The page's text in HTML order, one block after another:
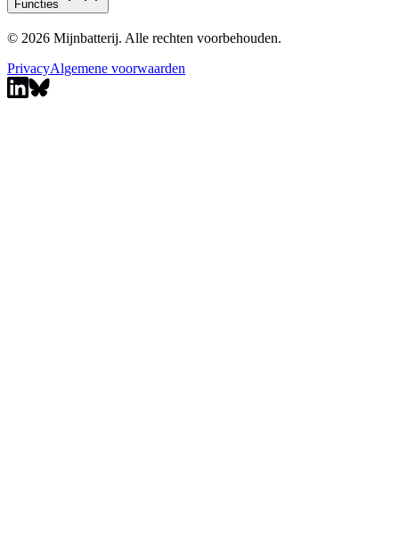
Functies
© 2026 Mijnbatterij. Alle rechten voorbehouden.
PrivacyAlgemene voorwaarden